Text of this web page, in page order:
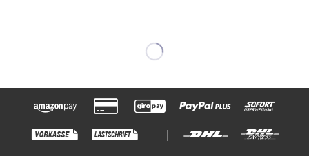
|